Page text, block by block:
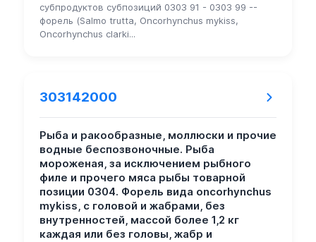
субпродуктов субпозиций 0303 91 - 0303 99 --
форель (Salmo trutta, Oncorhynchus mykiss,
Oncorhynchus clarki...
303142000
Рыба и ракообразные, моллюски и прочие
водные беспозвоночные. Рыба
мороженая, за исключением рыбного
филе и прочего мяса рыбы товарной
позиции 0304. Форель вида oncorhynchus
mykiss, с головой и жабрами, без
внутренностей, массой более 1,2 кг
каждая или без головы, жабр и